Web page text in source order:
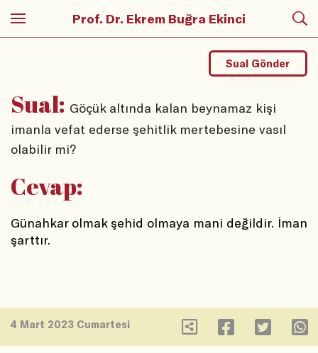
Prof. Dr. Ekrem Buğra Ekinci
Sual: Göçük altında kalan beynamaz kişi
imanla vefat ederse şehitlik mertebesine vasıl
olabilir mi?
Sual Gönder
Cevap:
Günahkar olmak şehid olmaya mani değildir. İman
şarttır.
4 Mart 2023 Cumartesi